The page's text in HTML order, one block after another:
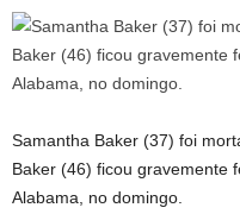
Samantha Baker (37) foi
Baker (46) ficou gravemente
Alabama, no domingo.